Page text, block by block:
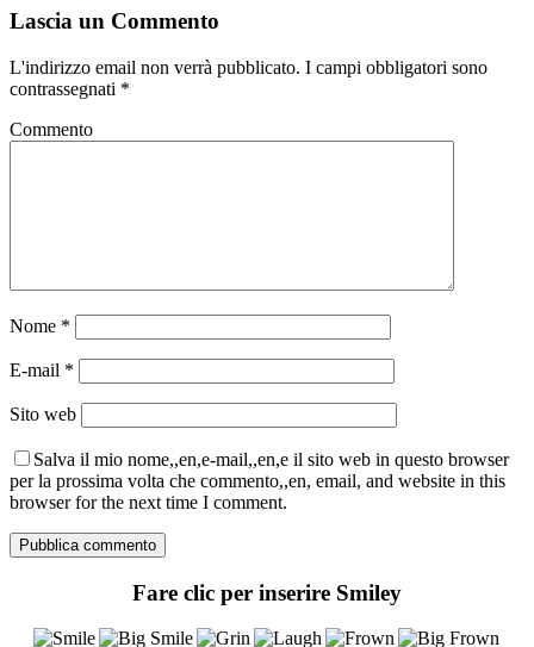
Lascia un Commento
L'indirizzo email non verrà pubblicato. I campi obbligatori sono
contrassegnati *
Commento
Nome *
E-mail *
Sito web
Salva il mio nome,,en,e-mail,,en,e il sito web in questo browser
per la prossima volta che commento,,en, email, and website in this
browser for the next time I comment.
Fare clic per inserire Smiley